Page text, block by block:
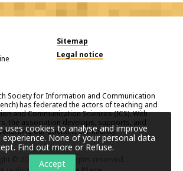
Sitemap
Legal notice
Society for Information and Communication
has federated the actors of teaching and
and Communication Sciences (ICS). With
the association develops, supports, and
our scientific community.
SFSIC
. All rights reserved.
uses cookies to analyse and improve
None of your personal data
Find out more or Refuse.
Accept